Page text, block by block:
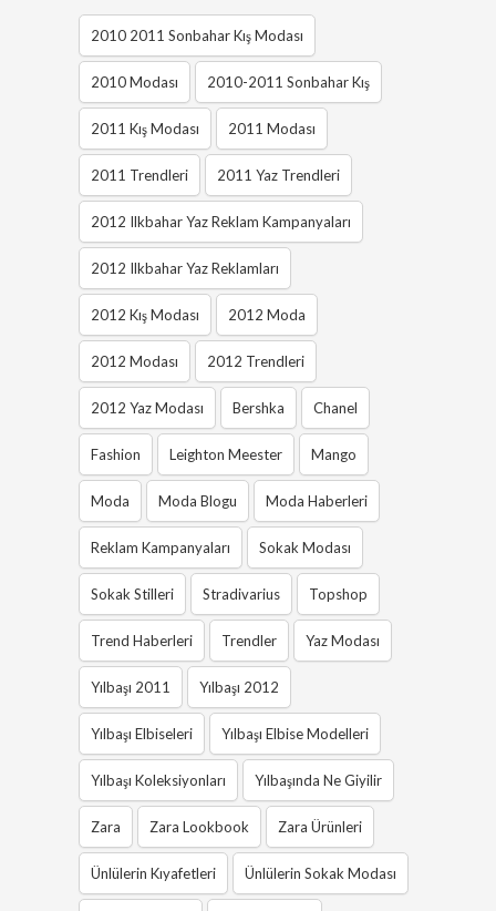
2010 2011 Sonbahar Kış Modası
2010 Modası 2010-2011 Sonbahar Kış
2011 Kış Modası 2011 Modası
2011 Trendleri 2011 Yaz Trendleri
2012 Ilkbahar Yaz Reklam Kampanyaları
2012 Ilkbahar Yaz Reklamları
2012 Kış Modası 2012 Moda
2012 Modası 2012 Trendleri
2012 Yaz Modası Bershka Chanel
Fashion Leighton Meester Mango
Moda Moda Blogu Moda Haberleri
Reklam Kampanyaları Sokak Modası
Sokak Stilleri Stradivarius Topshop
Trend Haberleri Trendler Yaz Modası
Yılbaşı 2011 Yılbaşı 2012
Yılbaşı Elbiseleri Yılbaşı Elbise Modelleri
Yılbaşı Koleksiyonları Yılbaşında Ne Giyilir
Zara Zara Lookbook Zara Ürünleri
Ünlülerin Kıyafetleri Ünlülerin Sokak Modası